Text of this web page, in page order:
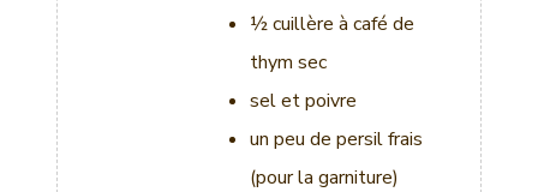
½ cuillère à café de
thym sec
sel et poivre
un peu de persil frais
(pour la garniture)